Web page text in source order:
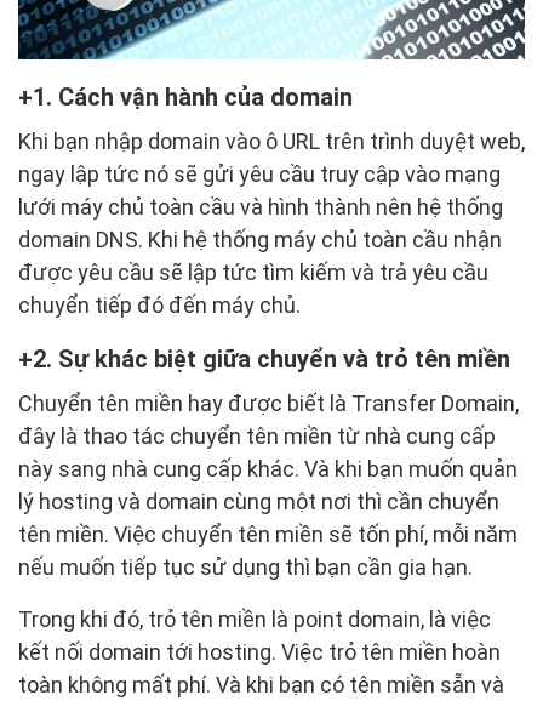
1. Cách vận hành của domain
Khi bạn nhập domain vào ô URL trên trình duyệt web,
ngay lập tức nó sẽ gửi yêu cầu truy cập vào mạng
lưới máy chủ toàn cầu và hình thành nên hệ thống
domain DNS. Khi hệ thống máy chủ toàn cầu nhận
được yêu cầu sẽ lập tức tìm kiếm và trả yêu cầu
chuyển tiếp đó đến máy chủ.
2. Sự khác biệt giữa chuyển và trỏ tên miền
Chuyển tên miền hay được biết là Transfer Domain,
đây là thao tác chuyển tên miền từ nhà cung cấp
này sang nhà cung cấp khác. Và khi bạn muốn quản
lý hosting và domain cùng một nơi thì cần chuyển
tên miền. Việc chuyển tên miền sẽ tốn phí, mỗi năm
nếu muốn tiếp tục sử dụng thì bạn cần gia hạn.
Trong khi đó, trỏ tên miền là point domain, là việc
kết nối domain tới hosting. Việc trỏ tên miền hoàn
toàn không mất phí. Và khi bạn có tên miền sẵn và